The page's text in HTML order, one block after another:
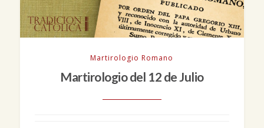
Martirologio Romano
Martirologio del 12 de Julio